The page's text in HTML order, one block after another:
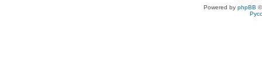
Powered by phpBB